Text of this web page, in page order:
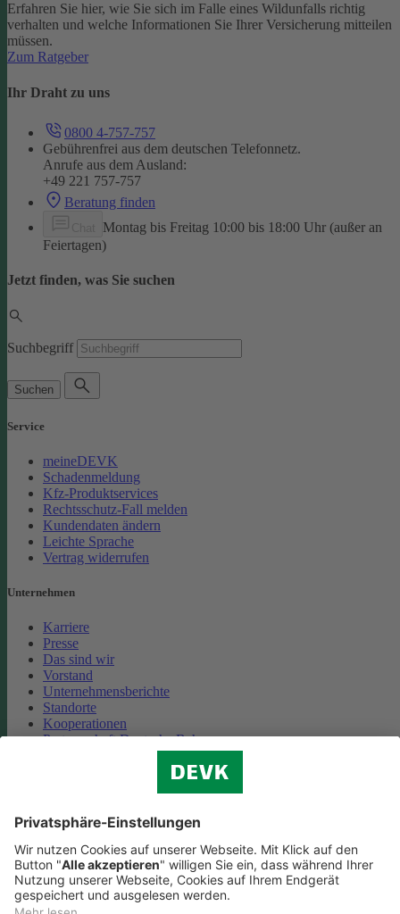
Erfahren Sie hier, wie Sie sich im Falle eines Wildunfalls richtig
verhalten und welche Informationen Sie Ihrer Versicherung mitteilen
müssen.
Zum Ratgeber
Ihr Draht zu uns
0800 4-757-757
Gebührenfrei aus dem deutschen Telefonnetz.
Anrufe aus dem Ausland:
+49 221 757-757
Beratung finden
Montag bis Freitag 10:00 bis 18:00 Uhr (außer an
Feiertagen)
Jetzt finden, was Sie suchen
Suchbegriff
Suchen
Service
meineDEVK
Schadenmeldung
Kfz-Produktservices
Rechtsschutz-Fall melden
Kundendaten ändern
Leichte Sprache
Vertrag widerrufen
Unternehmen
Karriere
Presse
Das sind wir
Vorstand
Unternehmensberichte
Standorte
Kooperationen
Partnerschaft Deutsche Bahn
Cookie-Einstellungen
Datenschutz